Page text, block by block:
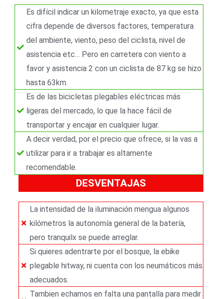
r
t
Es difícil indicar un kilometraje exacto, ya que esta
cifra depende de diversos factores, temperatura
del ambiente, viento, peso del ciclista, nivel de
asistencia etc… Pero en carretera con viento a
favor y asistencia 2 con un ciclista de 87 kg se hizo
hasta 63km.
Es de las bicicletas plegables eléctricas más
ligeras del mercado, lo que la hace fácil de
transportar y encajar en cualquier lugar.
A decir verdad, por el precio que ofrece, si la vas a
utilizar para ir a trabajar es altamente
recomendable.
DESVENTAJAS
La intensidad de la iluminación mengua algunos
kilómetros la autonomía general de la batería,
pero tranquilx se puede arreglar.
Si quieres adentrarte por el bosque, la ebike
plegable hitway, ni cuenta con los neumáticos más
adecuados.
Tambien echamos en falta una pantalla para medir